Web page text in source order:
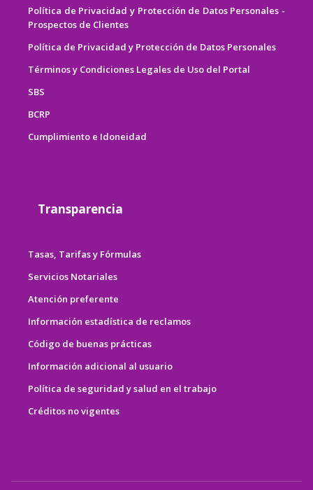
Política de Privacidad y Protección de Datos Personales -
Prospectos de Clientes
Política de Privacidad y Protección de Datos Personales
Términos y Condiciones Legales de Uso del Portal
SBS
BCRP
Cumplimiento e Idoneidad
Transparencia
Tasas, Tarifas y Fórmulas
Servicios Notariales
Atención preferente
Información estadística de reclamos
Código de buenas prácticas
Información adicional al usuario
Política de seguridad y salud en el trabajo
Créditos no vigentes